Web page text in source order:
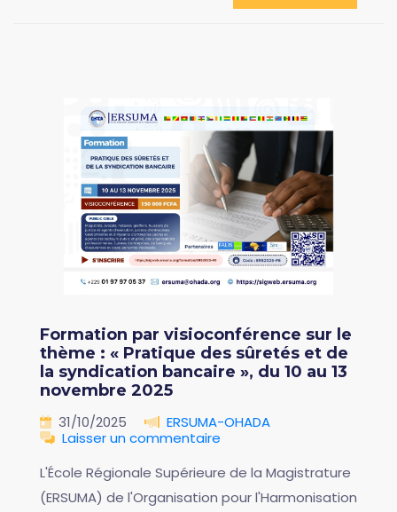
Formation par visioconférence sur le
thème : « Pratique des sûretés et de
la syndication bancaire », du 10 au 13
novembre 2025
31/10/2025
ERSUMA-OHADA
Laisser un commentaire
L'École Régionale Supérieure de la Magistrature
(ERSUMA) de l'Organisation pour l'Harmonisation